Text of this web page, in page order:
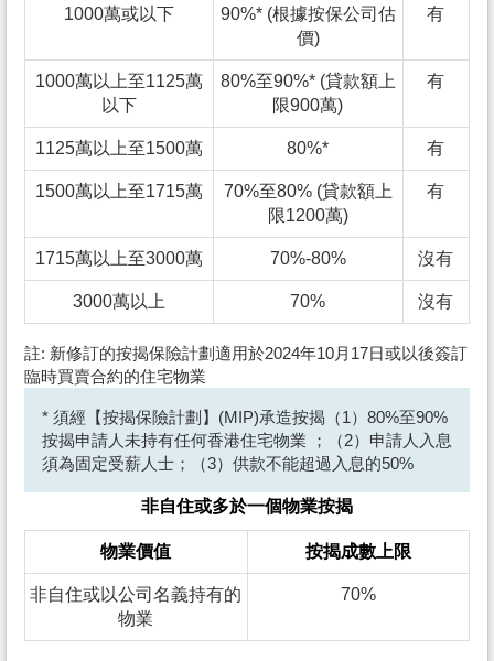
1000萬或以下
90%* (根據按保公司估
價)
有
1000萬以上至1125萬
以下
80%至90%* (貸款額上
限900萬)
有
1125萬以上至1500萬 80%* 有
1500萬以上至1715萬
70%至80% (貸款額上
限1200萬)
有
1715萬以上至3000萬 70%-80% 沒有
3000萬以上 70% 沒有
註: 新修訂的按揭保險計劃適用於2024年10月17日或以後簽訂
臨時買賣合約的住宅物業
* 須經【按揭保險計劃】(MIP)承造按揭（1）80%至90%
按揭申請人未持有任何香港住宅物業 ；（2）申請人入息
須為固定受薪人士；（3）供款不能超過入息的50%
非自住或多於一個物業按揭
物業價值 按揭成數上限
非自住或以公司名義持有的
物業
70%